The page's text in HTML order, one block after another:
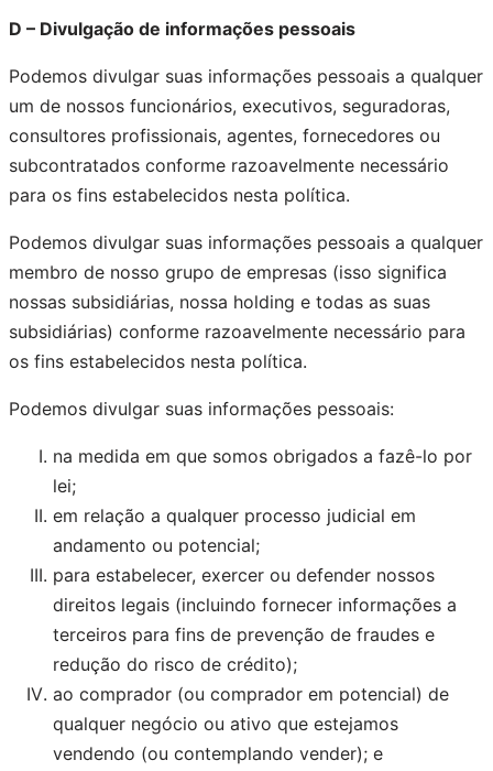
D – Divulgação de informações pessoais
Podemos divulgar suas informações pessoais a qualquer
um de nossos funcionários, executivos, seguradoras,
consultores profissionais, agentes, fornecedores ou
subcontratados conforme razoavelmente necessário
para os fins estabelecidos nesta política.
Podemos divulgar suas informações pessoais a qualquer
membro de nosso grupo de empresas (isso significa
nossas subsidiárias, nossa holding e todas as suas
subsidiárias) conforme razoavelmente necessário para
os fins estabelecidos nesta política.
Podemos divulgar suas informações pessoais:
na medida em que somos obrigados a fazê-lo por
lei;
em relação a qualquer processo judicial em
andamento ou potencial;
para estabelecer, exercer ou defender nossos
direitos legais (incluindo fornecer informações a
terceiros para fins de prevenção de fraudes e
redução do risco de crédito);
ao comprador (ou comprador em potencial) de
qualquer negócio ou ativo que estejamos
vendendo (ou contemplando vender); e